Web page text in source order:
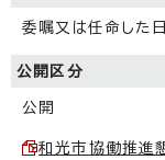
委嘱又は任命した
公開区分
公開
和光市協働推進